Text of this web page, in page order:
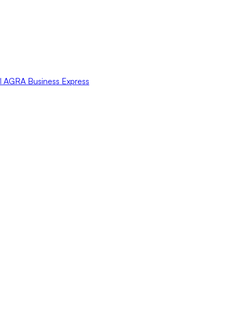
AGRA Business Express